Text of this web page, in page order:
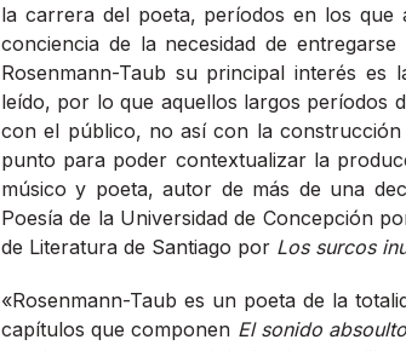
la carrera del poeta, períodos en los que
conciencia de la necesidad de
Rosenmann-Taub su principal interés
leído, por lo que aquellos largos períodos
con el público, no así con la
punto para poder contextualizar la
músico y poeta, autor de más de una
Poesía de la Universidad de Concepción
de Literatura de Santiago por Los surcos
«Rosenmann-Taub es un poeta de la
capítulos que componen El sonido absoulto